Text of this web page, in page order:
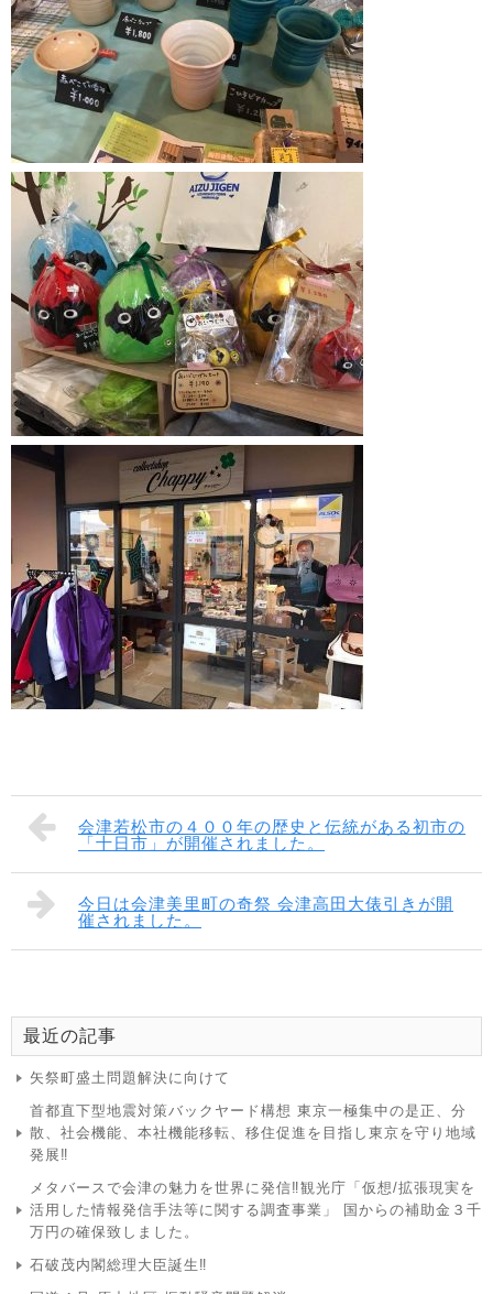
会津若松市の４００年の歴史と伝統がある初市の
「十日市」が開催されました。
今日は会津美里町の奇祭 会津高田大俵引きが開
催されました。
最近の記事
矢祭町盛土問題解決に向けて
首都直下型地震対策バックヤード構想 東京一極集中の是正、分
散、社会機能、本社機能移転、移住促進を目指し東京を守り地域
発展‼
メタバースで会津の魅力を世界に発信‼観光庁「仮想/拡張現実を
活用した情報発信手法等に関する調査事業」 国からの補助金３千
万円の確保致しました。
石破茂内閣総理大臣誕生‼